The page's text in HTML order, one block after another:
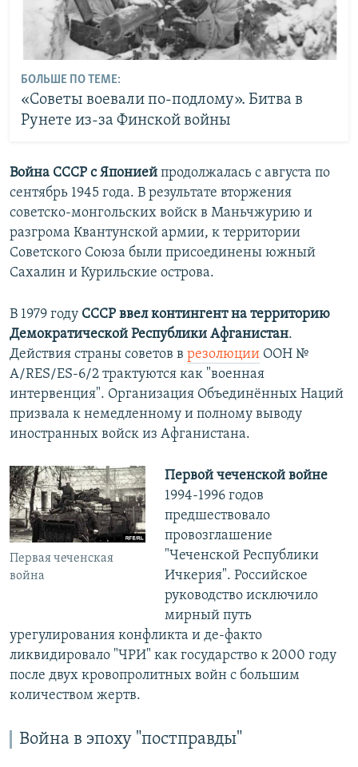
БОЛЬШЕ ПО ТЕМЕ:
«Советы воевали по-подлому». Битва в
Рунете из-за Финской войны
Война СССР с Японией продолжалась с августа по
сентябрь 1945 года. В результате вторжения
советско-монгольских войск в Маньчжурию и
разгрома Квантунской армии, к территории
Советского Союза были присоединены южный
Сахалин и Курильские острова.
В 1979 году СССР ввел контингент на территорию
Демократической Республики Афганистан.
Действия страны советов в резолюции ООН №
A/RES/ES-6/2 трактуются как "военная
интервенция". Организация Объединённых Наций
призвала к немедленному и полному выводу
иностранных войск из Афганистана.
Первая чеченская
война
Первой чеченской войне
1994-1996 годов
предшествовало
провозглашение
"Чеченской Республики
Ичкерия". Российское
руководство исключило
мирный путь
урегулирования конфликта и де-факто
ликвидировало "ЧРИ" как государство к 2000 году
после двух кровопролитных войн с большим
количеством жертв.
Война в эпоху "постправды"